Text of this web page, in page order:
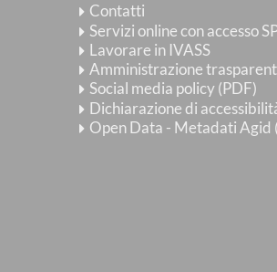
Contatti
Servizi online con accesso
Lavorare in IVASS
Amministrazione
Social media policy (PDF)
Dichiarazione di
Open Data - Metadati Agid